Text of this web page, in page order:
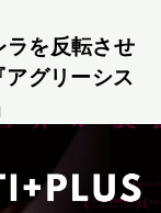
ラを反転させ
グリーシス